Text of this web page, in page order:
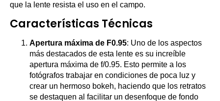
que la lente resista el uso en el campo.
Características Técnicas
Apertura máxima de F0.95: Uno de los aspectos
más destacados de esta lente es su increíble
apertura máxima de f/0.95. Esto permite a los
fotógrafos trabajar en condiciones de poca luz y
crear un hermoso bokeh, haciendo que los retratos
se destaquen al facilitar un desenfoque de fondo